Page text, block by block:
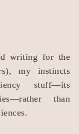
writing for the
my instincts
stuff—its
than